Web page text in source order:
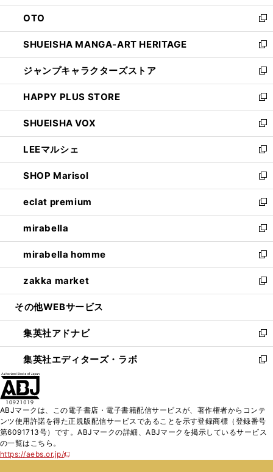
ウ
で
開
く
ン
ド
ウ
で
開
く
OTO
新
し
い
ウ
ィ
ン
ド
ウ
で
開
く
SHUEISHA MANGA-ART HERITAGE
新
し
い
ウ
ィ
ン
ド
ウ
で
開
く
ジャンプキャラクターズストア
新
し
い
ウ
ィ
ン
ド
ウ
で
開
く
HAPPY PLUS STORE
新
し
い
ウ
ィ
ン
ド
ウ
で
開
く
SHUEISHA VOX
新
し
い
ウ
ィ
ン
ド
ウ
で
開
く
LEEマルシェ
新
し
い
ウ
ィ
ン
ド
ウ
で
開
く
SHOP Marisol
新
し
い
ウ
ィ
ン
ド
ウ
で
開
eclat premium
新
し
い
ウ
ィ
ン
ド
ウ
開
く
mirabella
新
し
い
ウ
ィ
ン
ウ
で
開
く
mirabella homme
新
し
い
ウ
ン
ド
ウ
で
zakka market
新
し
ウ
ィ
ン
ド
く
その他WEBサービス
集英社アドナビ
新
し
い
ド
ウ
で
集英社エディターズ・ラボ
新
ィ
ン
ド
ABJマークは、この電子書店・電子書籍配信サービスが、著作権者からコンテ
ンツ使用許諾を得た正規版配信サービスであることを示す登録商標（登録番号
第6091713号）です。ABJマークの詳細、ABJマークを掲示しているサービス
の一覧はこちら。
https://aebs.or.jp/
新